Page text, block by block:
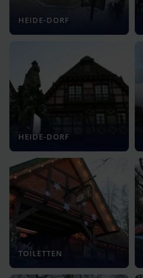
HEIDE-DORF
HEIDE-DORF
TOILETTEN